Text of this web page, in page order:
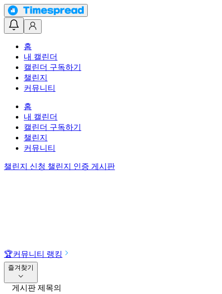
홈
내 캘린더
캘린더 구독하기
챌린지
커뮤니티
홈
내 캘린더
캘린더 구독하기
챌린지
커뮤니티
챌린지 신청 챌린지 인증 게시판
🏆커뮤니티 랭킹
즐겨찾기
게시판 제목의